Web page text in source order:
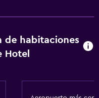
de habitaciones
Hotel